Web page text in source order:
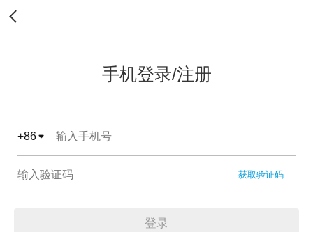
手机登录/注册
+86
获取验证码
登录